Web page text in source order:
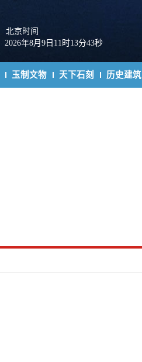
北京时间
2026年8月9日11时13分43秒
玉制文物 天下石刻 历史建筑